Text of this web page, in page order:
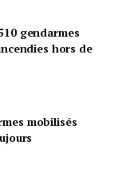
gendarmes
hors de
mobilisés